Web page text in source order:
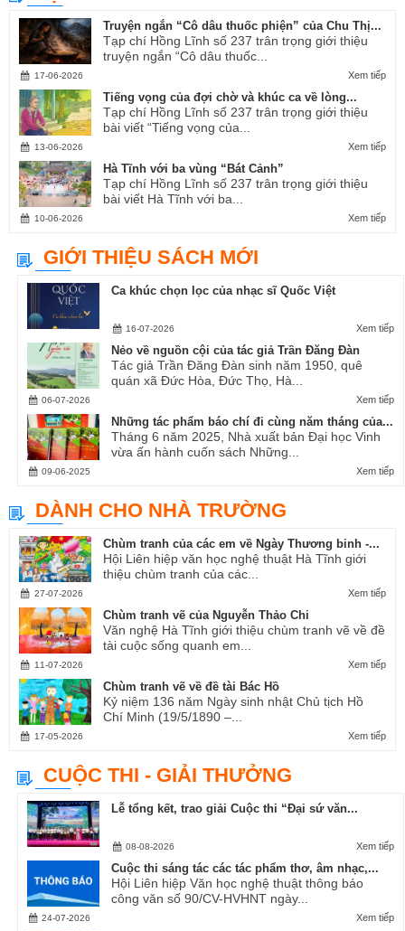
Truyện ngắn “Cô dâu thuốc phiện” của Chu Thị...
Tạp chí Hồng Lĩnh số 237 trân trọng giới thiệu
truyện ngắn “Cô dâu thuốc...
Xem tiếp
17-06-2026
Tiếng vọng của đợi chờ và khúc ca về lòng...
Tạp chí Hồng Lĩnh số 237 trân trọng giới thiệu
bài viết “Tiếng vọng của...
Xem tiếp
13-06-2026
Hà Tĩnh với ba vùng “Bát Cảnh”
Tạp chí Hồng Lĩnh số 237 trân trọng giới thiệu
bài viết Hà Tĩnh với ba...
Xem tiếp
10-06-2026
GIỚI THIỆU SÁCH MỚI
Ca khúc chọn lọc của nhạc sĩ Quốc Việt
Xem tiếp
16-07-2026
Nẻo về nguồn cội của tác giả Trần Đăng Đàn
Tác giả Trần Đăng Đàn sinh năm 1950, quê
quán xã Đức Hòa, Đức Thọ, Hà...
Xem tiếp
06-07-2026
Những tác phẩm báo chí đi cùng năm tháng của...
Tháng 6 năm 2025, Nhà xuất bản Đại học Vinh
vừa ấn hành cuốn sách Những...
Xem tiếp
09-06-2025
DÀNH CHO NHÀ TRƯỜNG
Chùm tranh của các em về Ngày Thương binh -...
Hội Liên hiệp văn học nghệ thuật Hà Tĩnh giới
thiệu chùm tranh của các...
Xem tiếp
27-07-2026
Chùm tranh vẽ của Nguyễn Thảo Chi
Văn nghệ Hà Tĩnh giới thiệu chùm tranh vẽ về đề
tài cuộc sống quanh em...
Xem tiếp
11-07-2026
Chùm tranh vẽ về đề tài Bác Hồ
Kỷ niệm 136 năm Ngày sinh nhật Chủ tịch Hồ
Chí Minh (19/5/1890 –...
Xem tiếp
17-05-2026
CUỘC THI - GIẢI THƯỞNG
Lễ tổng kết, trao giải Cuộc thi “Đại sứ văn...
Xem tiếp
08-08-2026
Cuộc thi sáng tác các tác phẩm thơ, âm nhạc,...
Hội Liên hiệp Văn học nghệ thuật thông báo
công văn số 90/CV-HVHNT ngày...
Xem tiếp
24-07-2026